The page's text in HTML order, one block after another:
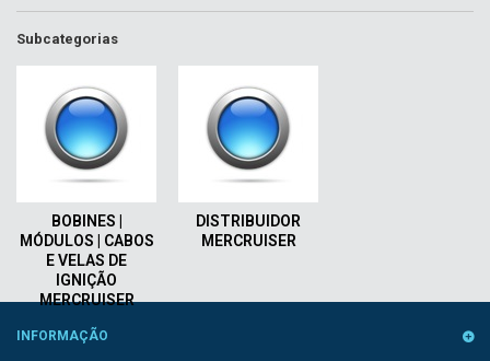
Subcategorias
BOBINES |
MÓDULOS | CABOS
E VELAS DE
IGNIÇÃO
MERCRUISER
DISTRIBUIDOR
MERCRUISER
INFORMAÇÃO